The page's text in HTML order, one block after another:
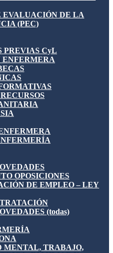
EVALUACIÓN DE LA
(PEC)
PREVIAS CyL
OPOSICIONES
DE EMPLEO – LEY
(todas)
MENTAL, TRABAJO,